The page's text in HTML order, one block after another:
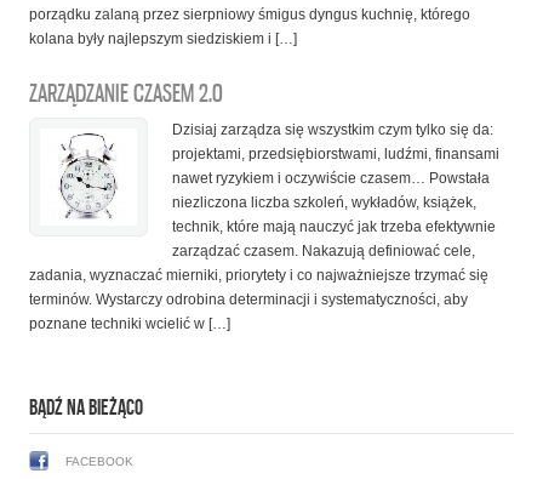
porządku zalaną przez sierpniowy śmigus dyngus kuchnię, którego
kolana były najlepszym siedziskiem i […]
ZARZĄDZANIE CZASEM 2.0
Dzisiaj zarządza się wszystkim czym tylko się da:
projektami, przedsiębiorstwami, ludźmi, finansami
nawet ryzykiem i oczywiście czasem… Powstała
niezliczona liczba szkoleń, wykładów, książek,
technik, które mają nauczyć jak trzeba efektywnie
zarządzać czasem. Nakazują definiować cele,
zadania, wyznaczać mierniki, priorytety i co najważniejsze trzymać się
terminów. Wystarczy odrobina determinacji i systematyczności, aby
poznane techniki wcielić w […]
BĄDŹ NA BIEŻĄCO
FACEBOOK